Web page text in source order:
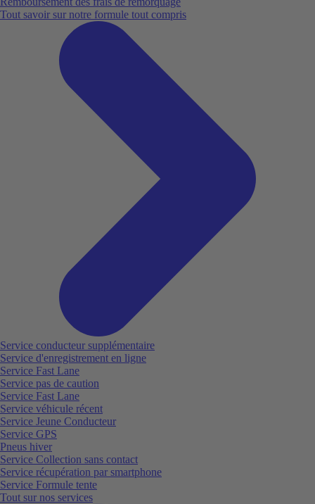
Tout savoir sur notre formule tout compris
Service conducteur supplémentaire
Service d'enregistrement en ligne
Service Fast Lane
Service pas de caution
Service Fast Lane
Service véhicule récent
Service Jeune Conducteur
Service GPS
Pneus hiver
Service Collection sans contact
Service récupération par smartphone
Service Formule tente
Tout sur nos services